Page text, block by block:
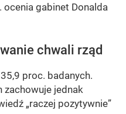
ocenia gabinet Donalda
chwali rząd
proc. badanych.
zachowuje jednak
„raczej pozytywnie”